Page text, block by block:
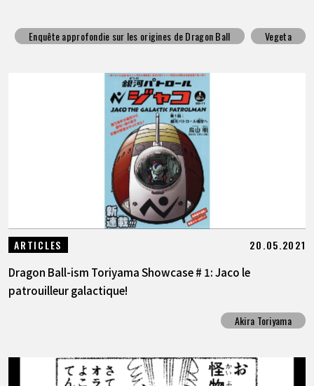
Enquête approfondie sur les origines de Dragon Ball Vegeta
ARTICLES 20.05.2021
Dragon Ball-ism Toriyama Showcase # 1: Jaco le
patrouilleur galactique!
Akira Toriyama